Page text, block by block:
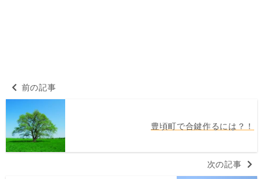
前の記事
豊頃町で合鍵作るには？！
次の記事